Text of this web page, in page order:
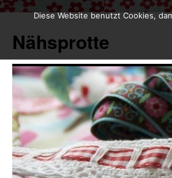
springen
Nähsprotte
Diese Website benutzt Cookies,